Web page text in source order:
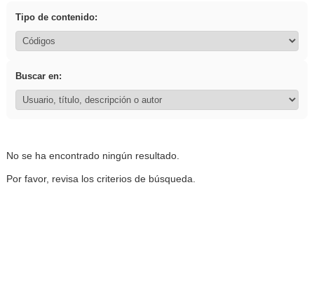
Tipo de contenido:
Buscar en:
No se ha encontrado ningún resultado.
Por favor, revisa los criterios de búsqueda.